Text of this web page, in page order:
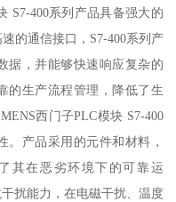
S7-400系列产品具备强大的
的通信接口，S7-400系列产
据，并能够快速响应复杂的
的生产流程管理，降低了生
西门子PLC模块 S7-400
。产品采用的元件和材料，
其在恶劣环境下的可靠运
扰能力，在电磁干扰、温度